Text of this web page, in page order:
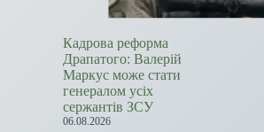
Кадрова реформа
Драпатого: Валерій
Маркус може стати
генералом усіх
сержантів ЗСУ
06.08.2026